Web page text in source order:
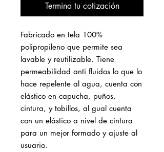
Termina tu cotización
Fabricado en tela 100%
polipropileno que permite sea
lavable y reutilizable. Tiene
permeabilidad anti fluidos lo que lo
hace repelente al agua, cuenta con
elástico en capucha, puños,
cintura, y tobillos, al gual cuenta
con un elástico a nivel de cintura
para un mejor formado y ajuste al
usuario.